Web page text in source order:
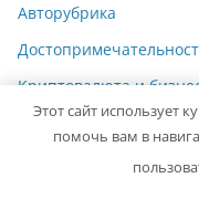
Авторубрика
Криптовалюта и
Новости для
Этот сайт использует
помочь вам в